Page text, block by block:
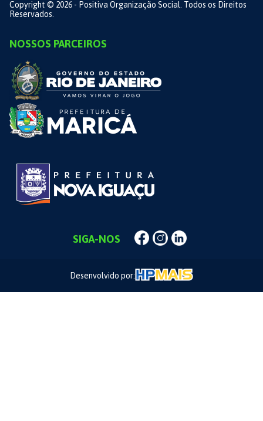
Copyright © 2026 - Positiva Organização Social. Todos os Direitos
Reservados.
NOSSOS PARCEIROS
SIGA-NOS
Desenvolvido por: